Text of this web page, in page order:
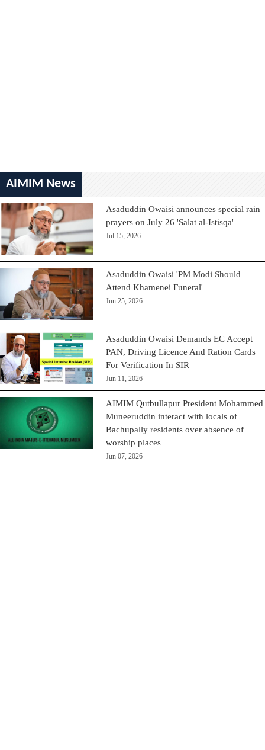
AIMIM News
Asaduddin Owaisi announces special rain
prayers on July 26 'Salat al-Istisqa'
Jul 15, 2026
Asaduddin Owaisi 'PM Modi Should
Attend Khamenei Funeral'
Jun 25, 2026
Asaduddin Owaisi Demands EC Accept
PAN, Driving Licence And Ration Cards
For Verification In SIR
Jun 11, 2026
AIMIM Qutbullapur President Mohammed
Muneeruddin interact with locals of
Bachupally residents over absence of
worship places
Jun 07, 2026